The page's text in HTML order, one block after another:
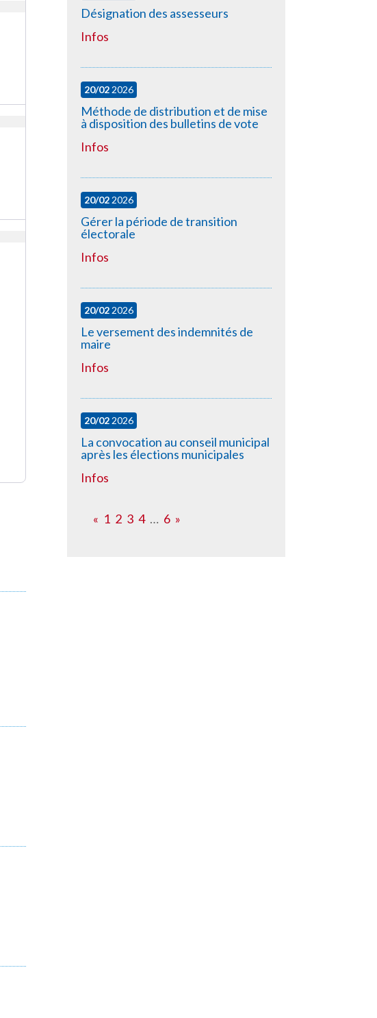
Désignation des assesseurs
Infos
20/022026
Méthode de distribution et de mise
à disposition des bulletins de vote
Infos
20/022026
Gérer la période de transition
électorale
Infos
20/022026
Le versement des indemnités de
maire
Infos
20/022026
La convocation au conseil municipal
après les élections municipales
Infos
« 1 2 3 4 … 6 »